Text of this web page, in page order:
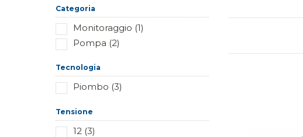
Categoria
Monitoraggio (1)
Pompa (2)
Tecnologia
Piombo (3)
Tensione
12 (3)